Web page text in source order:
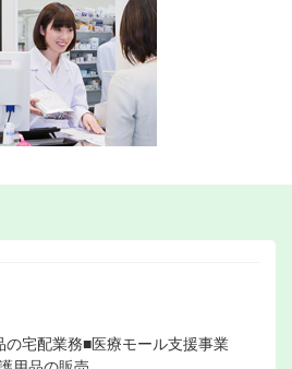
宅配業務■医療モール支援事業